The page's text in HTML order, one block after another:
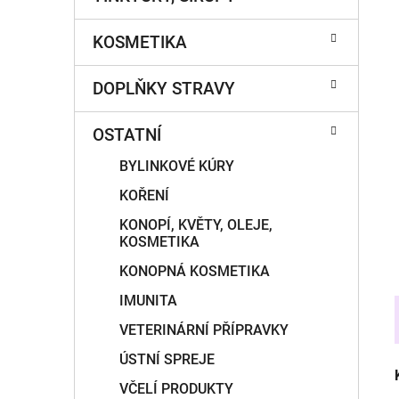
KOSMETIKA
DOPLŇKY STRAVY
OSTATNÍ
BYLINKOVÉ KÚRY
KOŘENÍ
KONOPÍ, KVĚTY, OLEJE,
KOSMETIKA
KONOPNÁ KOSMETIKA
IMUNITA
VETERINÁRNÍ PŘÍPRAVKY
ÚSTNÍ SPREJE
VČELÍ PRODUKTY